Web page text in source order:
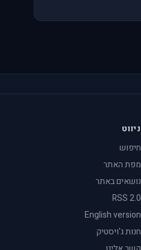
ניווט
חיפוש
מפת האתר
נושאים באתר
RSS 2.0
English version
חנות ג'ויסטיק